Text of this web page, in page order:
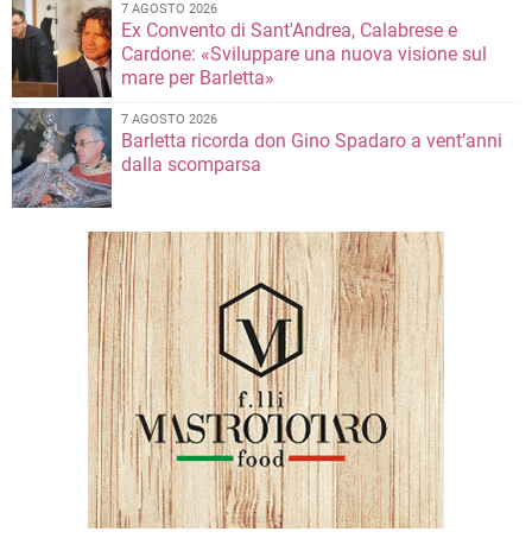
7 AGOSTO 2026
Ex Convento di Sant'Andrea, Calabrese e
Cardone: «Sviluppare una nuova visione sul
mare per Barletta»
7 AGOSTO 2026
Barletta ricorda don Gino Spadaro a vent’anni
dalla scomparsa